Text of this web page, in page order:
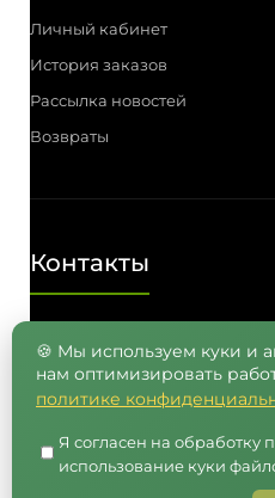
Личный кабинет
История заказов
Рассылка новостей
Возвраты
Контакты
8 (962) 050-05-65, 8 (965) 875-
E-mail:
🍪 Мы используем куки и
нам оптимизировать
политике
Я согласен на обработку
использование куки